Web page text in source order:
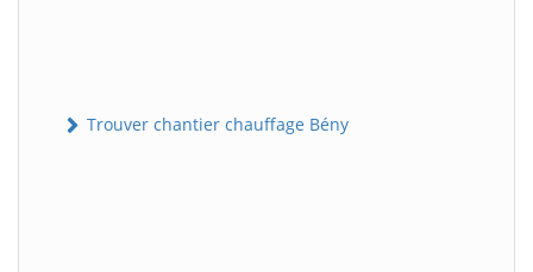
Trouver chantier chauffage Bény